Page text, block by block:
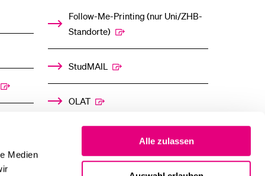
Medien
Alle zulassen
Follow-Me-Printing­ ­(nur Uni/ZHB-
Standorte)
StudMAIL
OLAT